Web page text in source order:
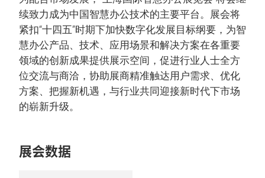
续致力成为中国智慧办公技术的主要平台。展会将
紧扣“十四五”时期下加快数字化发展目标纲要，为智
慧办公产品、技术、应用场景和解决方案在各重要
领域的创新成果提供展示空间，促进行业人士全方
位交流与商洽，协助展商精准触达用户需求、优化
方案、把握新机遇，与行业共同迎接新时代下市场
的崭新升级。
展会数据